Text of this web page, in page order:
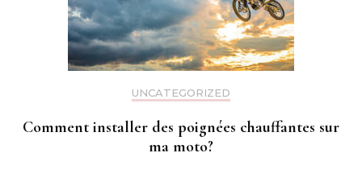
UNCATEGORIZED
Comment installer des poignées chauffantes sur
ma moto?